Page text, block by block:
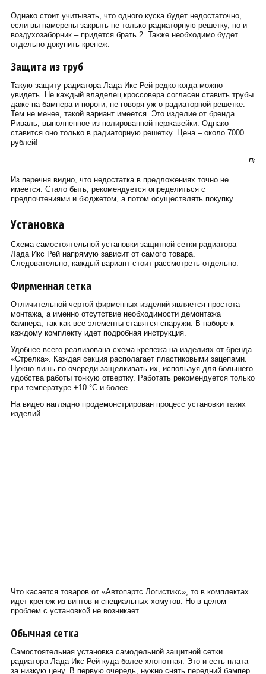
Однако стоит учитывать, что одного куска будет недостаточно,
если вы намерены закрыть не только радиаторную решетку, но и
воздухозаборник – придется брать 2. Также необходимо будет
отдельно докупить крепеж.
Защита из труб
Такую защиту радиатора Лада Икс Рей редко когда можно
увидеть. Не каждый владелец кроссовера согласен ставить трубы
даже на бампера и пороги, не говоря уж о радиаторной решетке.
Тем не менее, такой вариант имеется. Это изделие от бренда
Риваль, выполненное из полированной нержавейки. Однако
ставится оно только в радиаторную решетку. Цена – около 7000
рублей!
Из перечня видно, что недостатка в предложениях точно не
имеется. Стало быть, рекомендуется определиться с
предпочтениями и бюджетом, а потом осуществлять покупку.
Установка
Схема самостоятельной установки защитной сетки радиатора
Лада Икс Рей напрямую зависит от самого товара.
Следовательно, каждый вариант стоит рассмотреть отдельно.
Фирменная сетка
Отличительной чертой фирменных изделий является простота
монтажа, а именно отсутствие необходимости демонтажа
бампера, так как все элементы ставятся снаружи. В наборе к
каждому комплекту идет подробная инструкция.
Удобнее всего реализована схема крепежа на изделиях от бренда
«Стрелка». Каждая секция располагает пластиковыми зацепами.
Нужно лишь по очереди защелкивать их, используя для большего
удобства работы тонкую отвертку. Работать рекомендуется только
при температуре +10 °С и более.
На видео наглядно продемонстрирован процесс установки таких
изделий.
Что касается товаров от «Автопартс Логистикс», то в комплектах
идет крепеж из винтов и специальных хомутов. Но в целом
проблем с установкой не возникает.
Обычная сетка
Самостоятельная установка самодельной защитной сетки
радиатора Лада Икс Рей куда более хлопотная. Это и есть плата
за низкую цену. В первую очередь, нужно снять передний бампер